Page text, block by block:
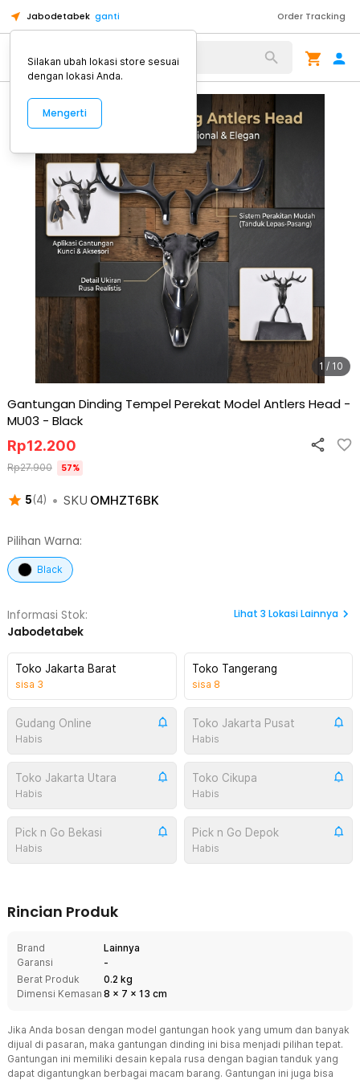
Jabodetabek ganti Order Tracking
Alat Kopi
1 / 10
Gantungan Dinding Tempel Perekat Model Antlers Head -
MU03 - Black
5(4) • SKU OMHZT6BK
Rp12.200
Rp27.900 57%
Pilihan Warna:
Black
Informasi Stok:
Jabodetabek
Lihat 3 Lokasi Lainnya
Toko Jakarta Barat
sisa 3
Toko Tangerang
sisa 8
Gudang Online
Habis
Toko Jakarta Pusat
Habis
Toko Jakarta Utara
Habis
Toko Cikupa
Habis
Pick n Go Bekasi
Habis
Pick n Go Depok
Habis
Rincian Produk
Brand
Lainnya
Garansi
-
Berat Produk
0.2 kg
Dimensi Kemasan 8 x 7 x 13 cm
Jika Anda bosan dengan model gantungan hook yang umum dan banyak
dijual di pasaran, maka gantungan dinding ini bisa menjadi pilihan tepat.
Gantungan ini memiliki desain kepala rusa dengan bagian tanduk yang
dapat digantungkan berbagai macam barang. Gantungan ini juga bisa
Silakan ubah lokasi store sesuai
dengan lokasi Anda.
Mengerti